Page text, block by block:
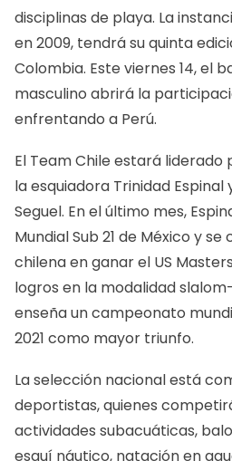
disciplinas de playa. La
en 2009, tendrá su quinta
Colombia. Este viernes 14, el
masculino abrirá la
enfrentando a Perú.
El Team Chile estará liderado
la esquiadora Trinidad
Seguel. En el último mes,
Mundial Sub 21 de México y
chilena en ganar el US
logros en la modalidad
enseña un campeonato
2021 como mayor triunfo.
La selección nacional está
deportistas, quienes
actividades subacuáticas,
esquí náutico, natación en